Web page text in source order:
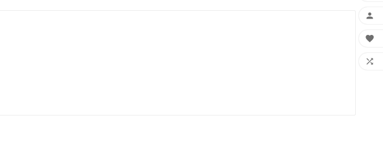


